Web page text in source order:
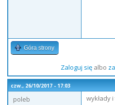
Góra strony
Zaloguj sięalbo
czw., 26/10/2017 - 17:03
poleb
wykłady